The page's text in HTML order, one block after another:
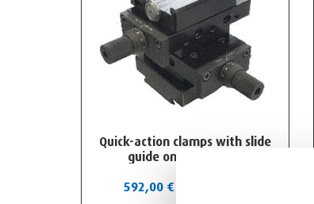
Quick-action clamps with slide
guide on cross table
592,00 €